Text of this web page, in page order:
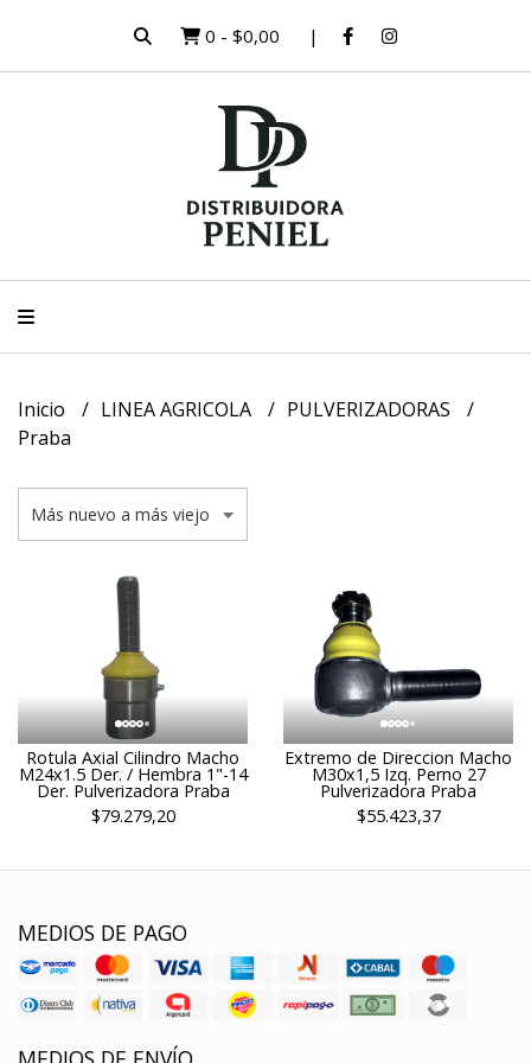
0 - $0,00
Inicio LINEA AGRICOLA
PULVERIZADORAS
Praba
Rotula Axial Cilindro Macho
M24x1.5 Der. / Hembra 1"-14
Der. Pulverizadora Praba
$79.279,20
Extremo de Direccion Macho
M30x1,5 Izq. Perno 27
Pulverizadora Praba
$55.423,37
MEDIOS DE PAGO